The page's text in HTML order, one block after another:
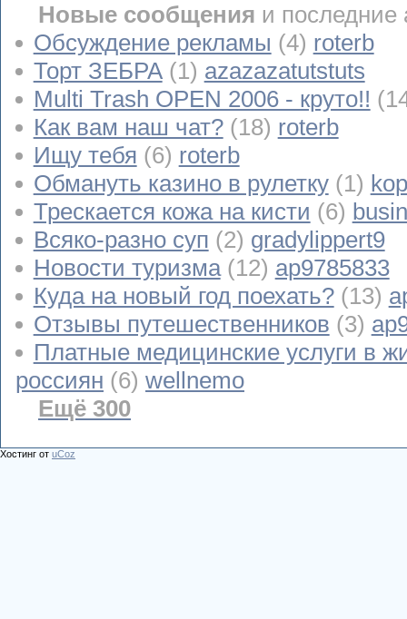
Новые сообщения и последние
Обсуждение рекламы (4) roterb
Торт ЗЕБРА (1) azazazatutstuts
Multi Trash OPEN 2006 - круто!!
Как вам наш чат? (18) roterb
Ищу тебя (6) roterb
Обмануть казино в рулетку (1)
Трескается кожа на кисти (6)
Всяко-разно суп (2) gradylippert9
Новости туризма (12) ap9785833
Куда на новый год поехать? (13)
Отзывы путешественников (3)
Платные медицинские услуги в
россиян (6) wellnemo
Ещё 300
Хостинг от uCoz